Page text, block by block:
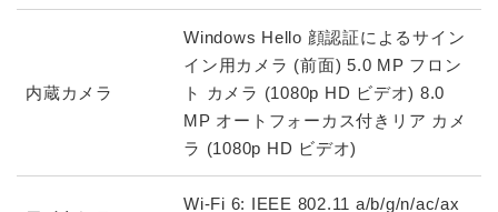
内蔵カメラ
Windows Hello 顔認証によるサイン
イン用カメラ (前面) 5.0 MP フロン
ト カメラ (1080p HD ビデオ) 8.0
MP オートフォーカス付きリア カメ
ラ (1080p HD ビデオ)
Wi-Fi 6: IEEE 802.11 a/b/g/n/ac/ax